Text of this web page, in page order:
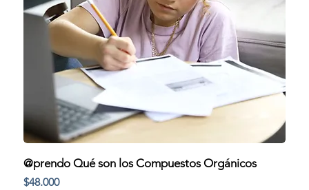
@prendo Qué son los Compuestos Orgánicos
Precio
$48.000